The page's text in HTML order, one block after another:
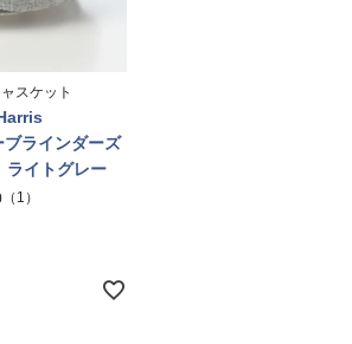
スケット
ラインダーズ
ライトグレー
（1）